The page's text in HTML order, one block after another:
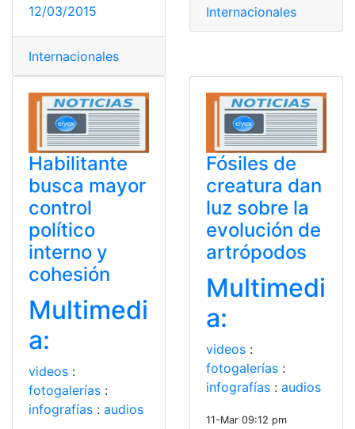
12/03/2015
Internacionales
Internacionales
Habilitante
busca mayor
control
político
interno y
cohesión
Multimedi
a:
videos :
fotogalerías :
infografías : audios
Fósiles de
creatura dan
luz sobre la
evolución de
artrópodos
Multimedi
a:
videos :
fotogalerías :
infografías : audios
11-Mar 09:12 pm